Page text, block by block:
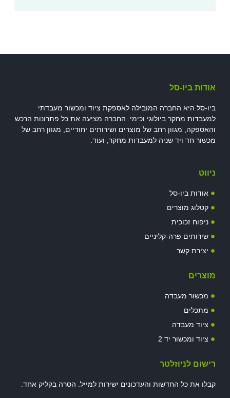
אודות ביו-סל
ביו-סל היא החברה המובילה לאספקת ציוד ומכשור מעבדתי
למעבדות מחקר ביולוגי וכימי. החברה מציעה את כל פתרונות הרכש
והאספקה, מגוון רחב של מוצרים ושירותים יחודיים, מגוון רחב של
מכשור חד ויד שניה למעבדות מחקר, ועוד.
ניווט
אודות ביו-סל
קטלוג מוצרים
ניפוח זכוכית
שירותים פרה-קליניים
יצירת קשר
מוצרים
מכשור מעבדה
מתכלים
ציוד מעבדה
ציוד ומכשור יד 2
רישום לניוזלטר
קבלו את כל החדשות והעדכונים ישירות למייל. הסרה בקליק אחד.